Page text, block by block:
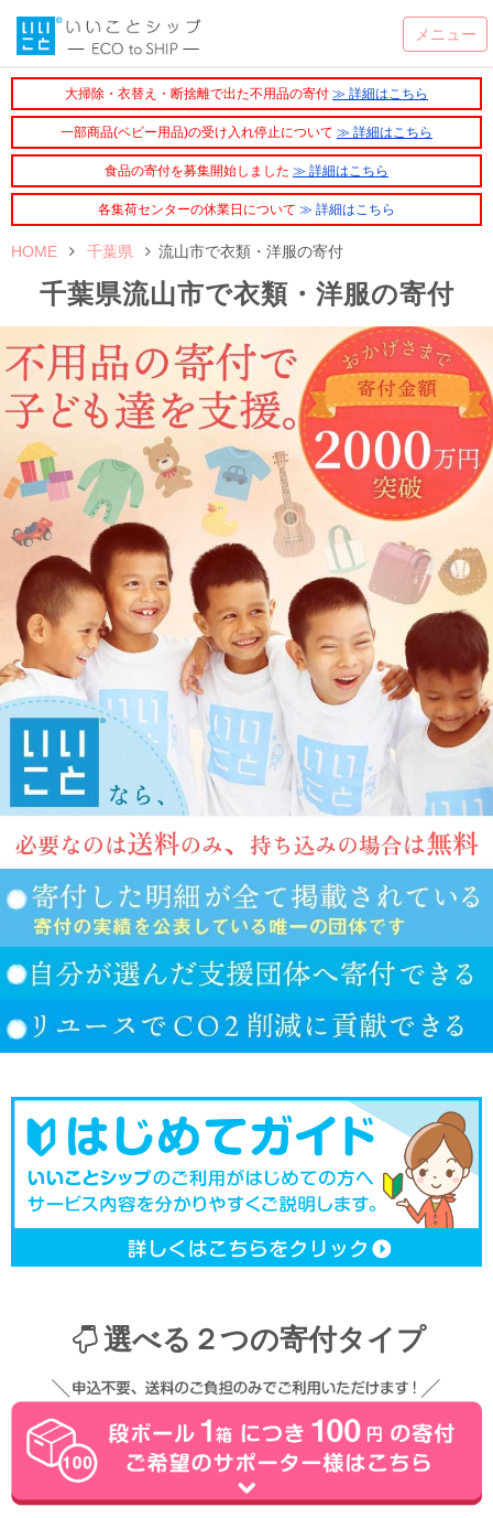
大掃除・衣替え・断捨離で出た不用品の寄付 ≫ 詳細はこちら
一部商品(ベビー用品)の受け入れ停止について ≫ 詳細はこちら
食品の寄付を募集開始しました ≫ 詳細はこちら
各集荷センターの休業日について ≫ 詳細はこちら
HOME 千葉県 流山市で衣類・洋服の寄付
千葉県流山市で衣類・洋服の寄付
選べる２つの寄付タイプ